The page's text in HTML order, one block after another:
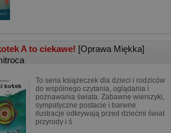
A to ciekawe! [Oprawa Miękka]
To seria książeczek dla dzieci i rodziców
do wspólnego czytania, oglądania i
poznawania świata. Zabawne wierszyki,
sympatyczne postacie i barwne
ilustracje odkrywają przed dziećmi świat
przyrody i ś